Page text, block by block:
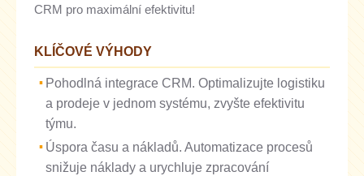
CRM pro maximální efektivitu!
KLÍČOVÉ VÝHODY
Pohodlná integrace CRM. Optimalizujte logistiku
a prodeje v jednom systému, zvyšte efektivitu
týmu.
Úspora času a nákladů. Automatizace procesů
snižuje náklady a urychluje zpracování